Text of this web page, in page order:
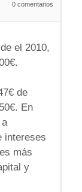
0 comentarios
el 2010,
de
En
intereses
más
y